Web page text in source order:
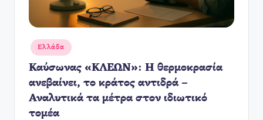
Αναρτήθηκε
σε
Ελλάδα
Καύσωνας «ΚΛΕΩΝ»: Η θερμοκρασία
ανεβαίνει, το κράτος αντιδρά –
Αναλυτικά τα μέτρα στον ιδιωτικό
τομέα